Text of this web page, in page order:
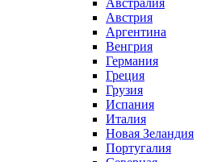
Австралия
Австрия
Аргентина
Венгрия
Германия
Греция
Грузия
Испания
Италия
Новая Зеландия
Португалия